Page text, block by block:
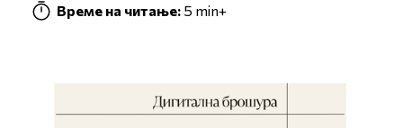
Време на читање: 5 min+